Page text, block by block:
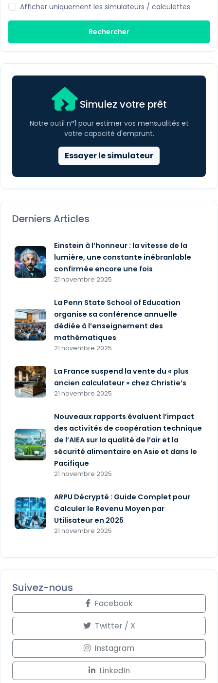
Afficher uniquement les simulateurs / calculettes
Rechercher
Simulez votre prêt
Notre outil n°1 pour estimer vos mensualités et
votre capacité d'emprunt.
Essayer le simulateur
Derniers Articles
Einstein à l’honneur : la vitesse de la
lumière, une constante inébranlable
confirmée encore une fois
21 novembre 2025
La Penn State School of Education
organise sa conférence annuelle
dédiée à l’enseignement des
mathématiques
21 novembre 2025
La France suspend la vente du « plus
ancien calculateur » chez Christie’s
21 novembre 2025
Nouveaux rapports évaluent l’impact
des activités de coopération technique
de l’AIEA sur la qualité de l’air et la
sécurité alimentaire en Asie et dans le
Pacifique
21 novembre 2025
ARPU Décrypté : Guide Complet pour
Calculer le Revenu Moyen par
Utilisateur en 2025
21 novembre 2025
Suivez-nous
Facebook
Twitter / X
Instagram
LinkedIn